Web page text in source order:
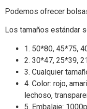
Podemos ofrecer
Los tamaños estándar
1. 50*80, 45*75,
2. 30*47, 25*39,
3. Cualquier
4. Color: rojo,
lechoso,
5. Embalaje: